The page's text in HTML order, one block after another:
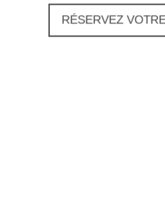
RÉSERVEZ